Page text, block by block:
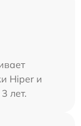
Hiper и
лет.